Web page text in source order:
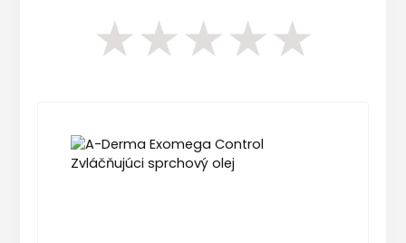
★★★★★